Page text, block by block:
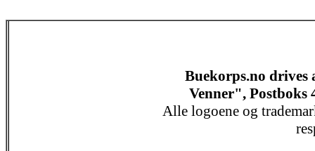
Buekorps.no drives
Venner", Postboks
Alle logoene og